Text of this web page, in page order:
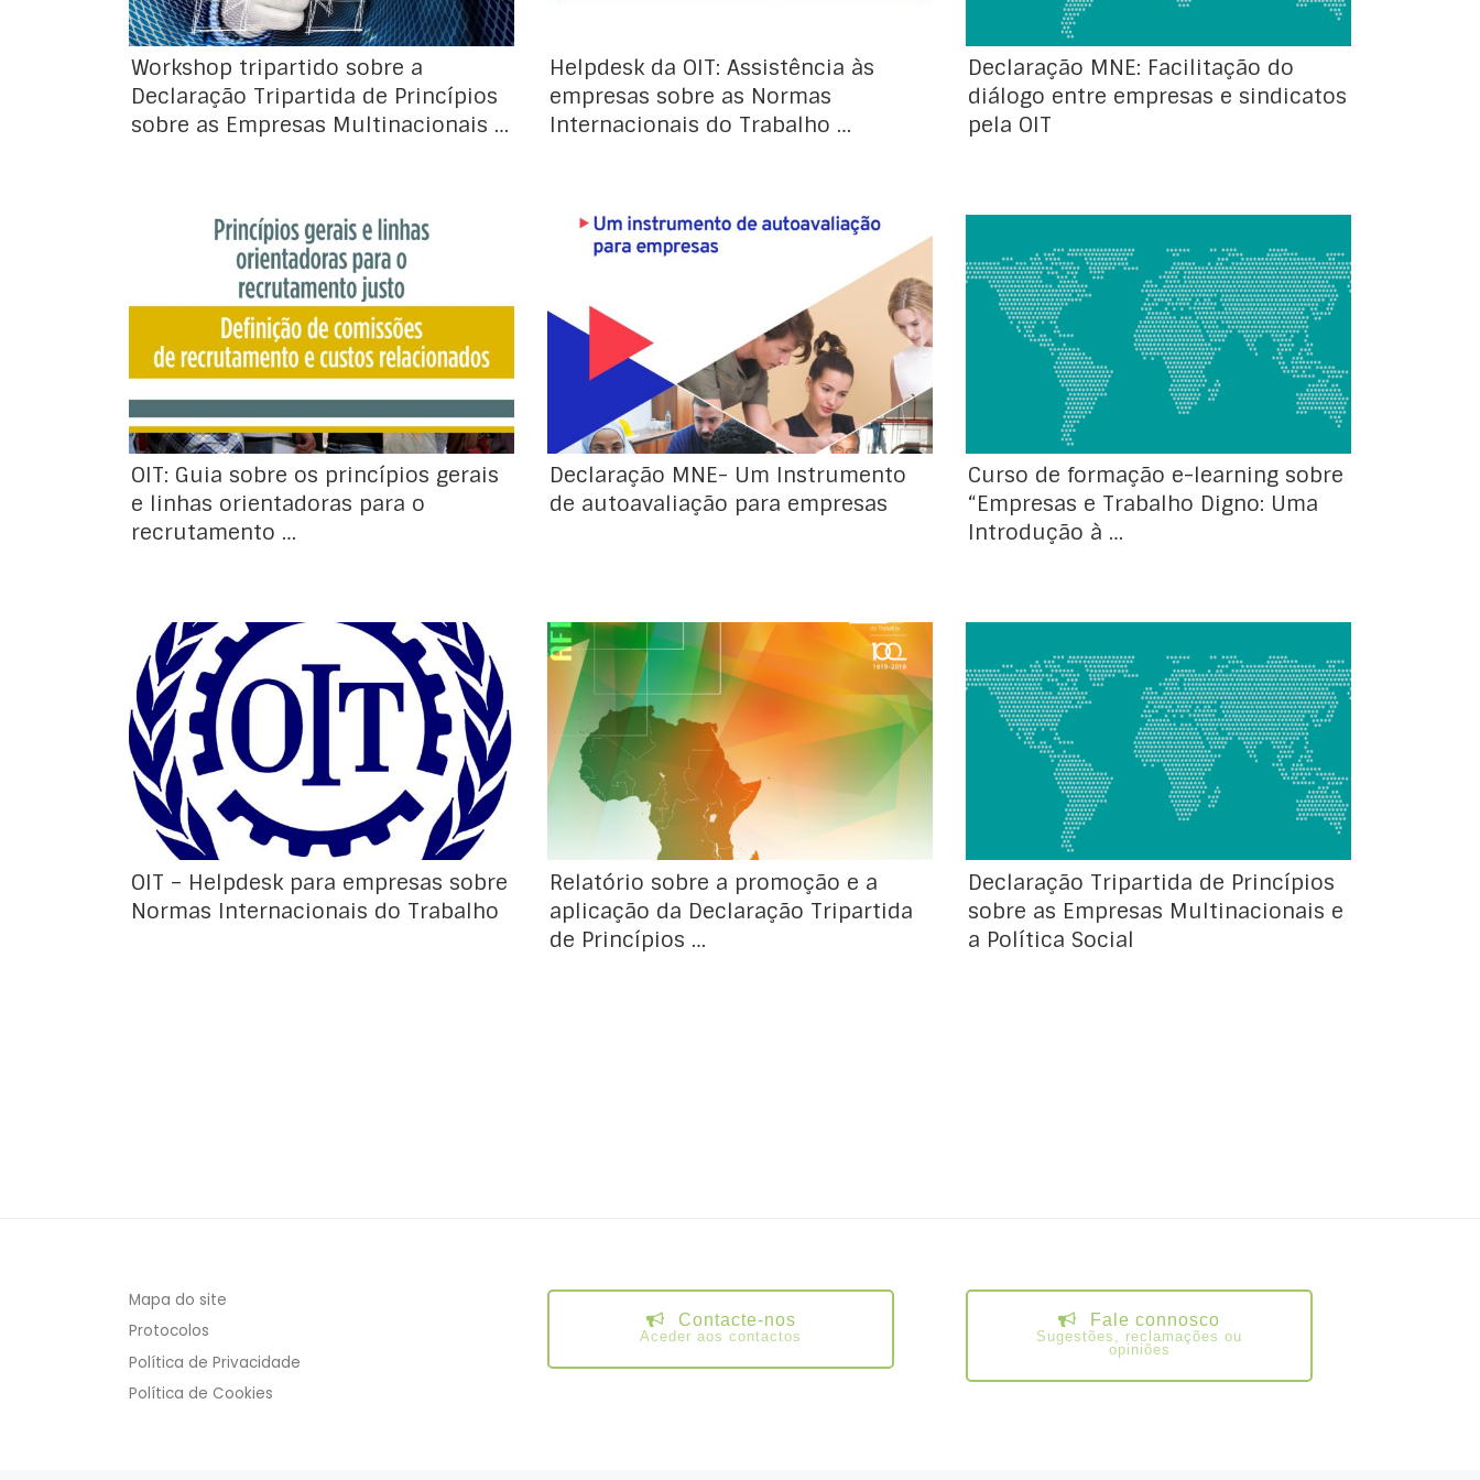
Workshop tripartido sobre a
Declaração Tripartida de Princípios
sobre as Empresas Multinacionais …
Helpdesk da OIT: Assistência às
empresas sobre as Normas
Internacionais do Trabalho …
Declaração MNE: Facilitação do
diálogo entre empresas e sindicatos
pela OIT
Guia "Princípios gerais e linhas orientadoras
para o recrutamento justo" da OIT
OIT: Guia sobre os princípios gerais
e linhas orientadoras para o
recrutamento …
Declaração MNE- Um Instrumento de
autoavaliação para empresas
Declaração MNE- Um Instrumento
de autoavaliação para empresas
O Centro Internacional de Formação da OIT
(CIF/OIT) tem disponível, em português e de
forma gratuita, o módulo do curso de
formação e-learning sobre “Empresas e
Trabalho Digno: Uma Introdução à
Declaração sobre Empresas Multinacionais“.
Esta formação destina-se sobretudo a
profissionais e representantes de entidades
governamentais e das organizações de […]
Curso de formação e-learning sobre
“Empresas e Trabalho Digno: Uma
Introdução à …
A OIT Lisboa acaba de disponibilizar um
folheto informativo sobre a ferramenta
Helpdesk que a OIT tem ao dispor para
prestar informação sobre como podem as
práticas empresariais estar de acordo com
os princípios da Declaração Tripartida de
Princípios sobre as Empresas Multinacionais e
a Política Social. Este serviço presta […]
OIT – Helpdesk para empresas sobre
Normas Internacionais do Trabalho
A Declaração Tripartida de Princípios sobre
Empresas Multinacionais e Política Social é o
único instrumento da Organização
Internacional do Trabalho (OIT) que fornece
orientações diretas às empresas
(multinacionais e nacionais), aos governos e
às organizações de empregadores e de
trabalhadores sobre política social e práticas
inclusivas, responsáveis e sustentáveis, para
Relatório sobre a promoção e a
aplicação da Declaração Tripartida
de Princípios …
A Organização Internacional do Trabalho
(OIT) atualizou a sua Declaração Tripartida
de Princípios sobre Empresas Multinacionais e
Política Social, que trata de temas como
emprego, formação profissional, condições
de vida, de tra­balho e relações profissionais.
Declaração Tripartida de Princípios
sobre as Empresas Multinacionais e
a Política Social
Mapa do site
Protocolos
Política de Privacidade
Política de Cookies
Contacte-nos
Aceder aos contactos
Fale connosco
Sugestões, reclamações ou
opiniões